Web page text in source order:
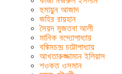
হুমায়ুন আজাদ
জহির রায়হান
সৈয়দ মুজতবা আলী
মানিক বন্দ্যোপাধ্যায়
বঙ্কিমচন্দ্র চট্টোপাধ্যায়
আখতারুজ্জামান ইলিয়াস
শওকত ওসমান